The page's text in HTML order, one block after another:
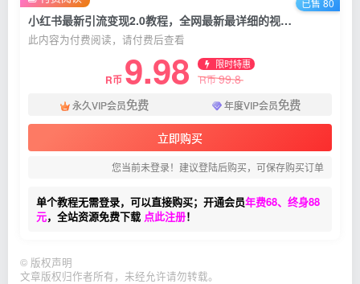
小红书最新引流变现2.0教程，全网最新最详细的视频教程+素材
此内容为付费阅读，请付费后查看
R币 9.98 限时特惠
R币99.8
永久VIP会员免费 年度VIP会员免费
立即购买
您当前未登录！建议登陆后购买，可保存购买订单
单个教程无需登录，可以直接购买；开通会员年费68、终身88
元，全站资源免费下载 点此注册！
已售 80
© 版权声明
文章版权归作者所有，未经允许请勿转载。